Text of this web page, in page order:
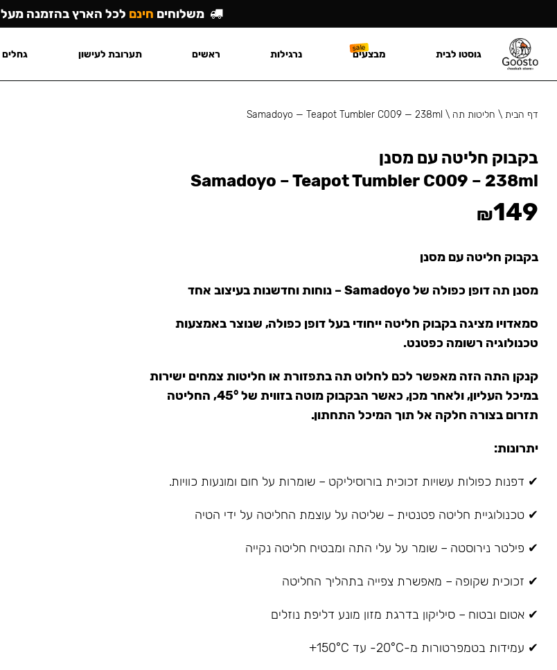
דף הבית\ חליטות תה \
Samadoyo — Teapot Tumbler C009 — 238ml
בקבוק חליטה עם מסנן
Samadoyo – Teapot Tumbler C009 – 238ml
₪149
בקבוק חליטה עם מסנן
מסנן תה דופן כפולה של Samadoyo – נוחות וחדשנות בעיצוב אחד
סמאדויו מציגה בקבוק חליטה ייחודי בעל דופן כפולה, שנוצר באמצעות
טכנולוגיה רשומה כפטנט.
קנקן התה הזה מאפשר לכם לחלוט תה בתפזורת או חליטות צמחים ישירות
במיכל העליון, ולאחר מכן, כאשר הבקבוק מוטה בזווית של 45°, החליטה
תזרום בצורה חלקה אל תוך המיכל התחתון.
יתרונות:
✔ דפנות כפולות עשויות זכוכית בורוסיליקט – שומרות על חום ומונעות כוויות.
✔ טכנולוגיית חליטה פטנטית – שליטה על עוצמת החליטה על ידי הטיה
✔ פילטר נירוסטה – שומר על עלי התה ומבטיח חליטה נקייה
✔ זכוכית שקופה – מאפשרת צפייה בתהליך החליטה
✔ אטום ובטוח – סיליקון בדרגת מזון מונע דליפת נוזלים
✔ עמידות בטמפרטורות מ-20°C- עד 150°C+
משלוחים חינם לכל הארץ בהזמנה מעל ₪449
גוסטו לבית מבצעים נרגילות ראשים תערובת לעישון גחלים